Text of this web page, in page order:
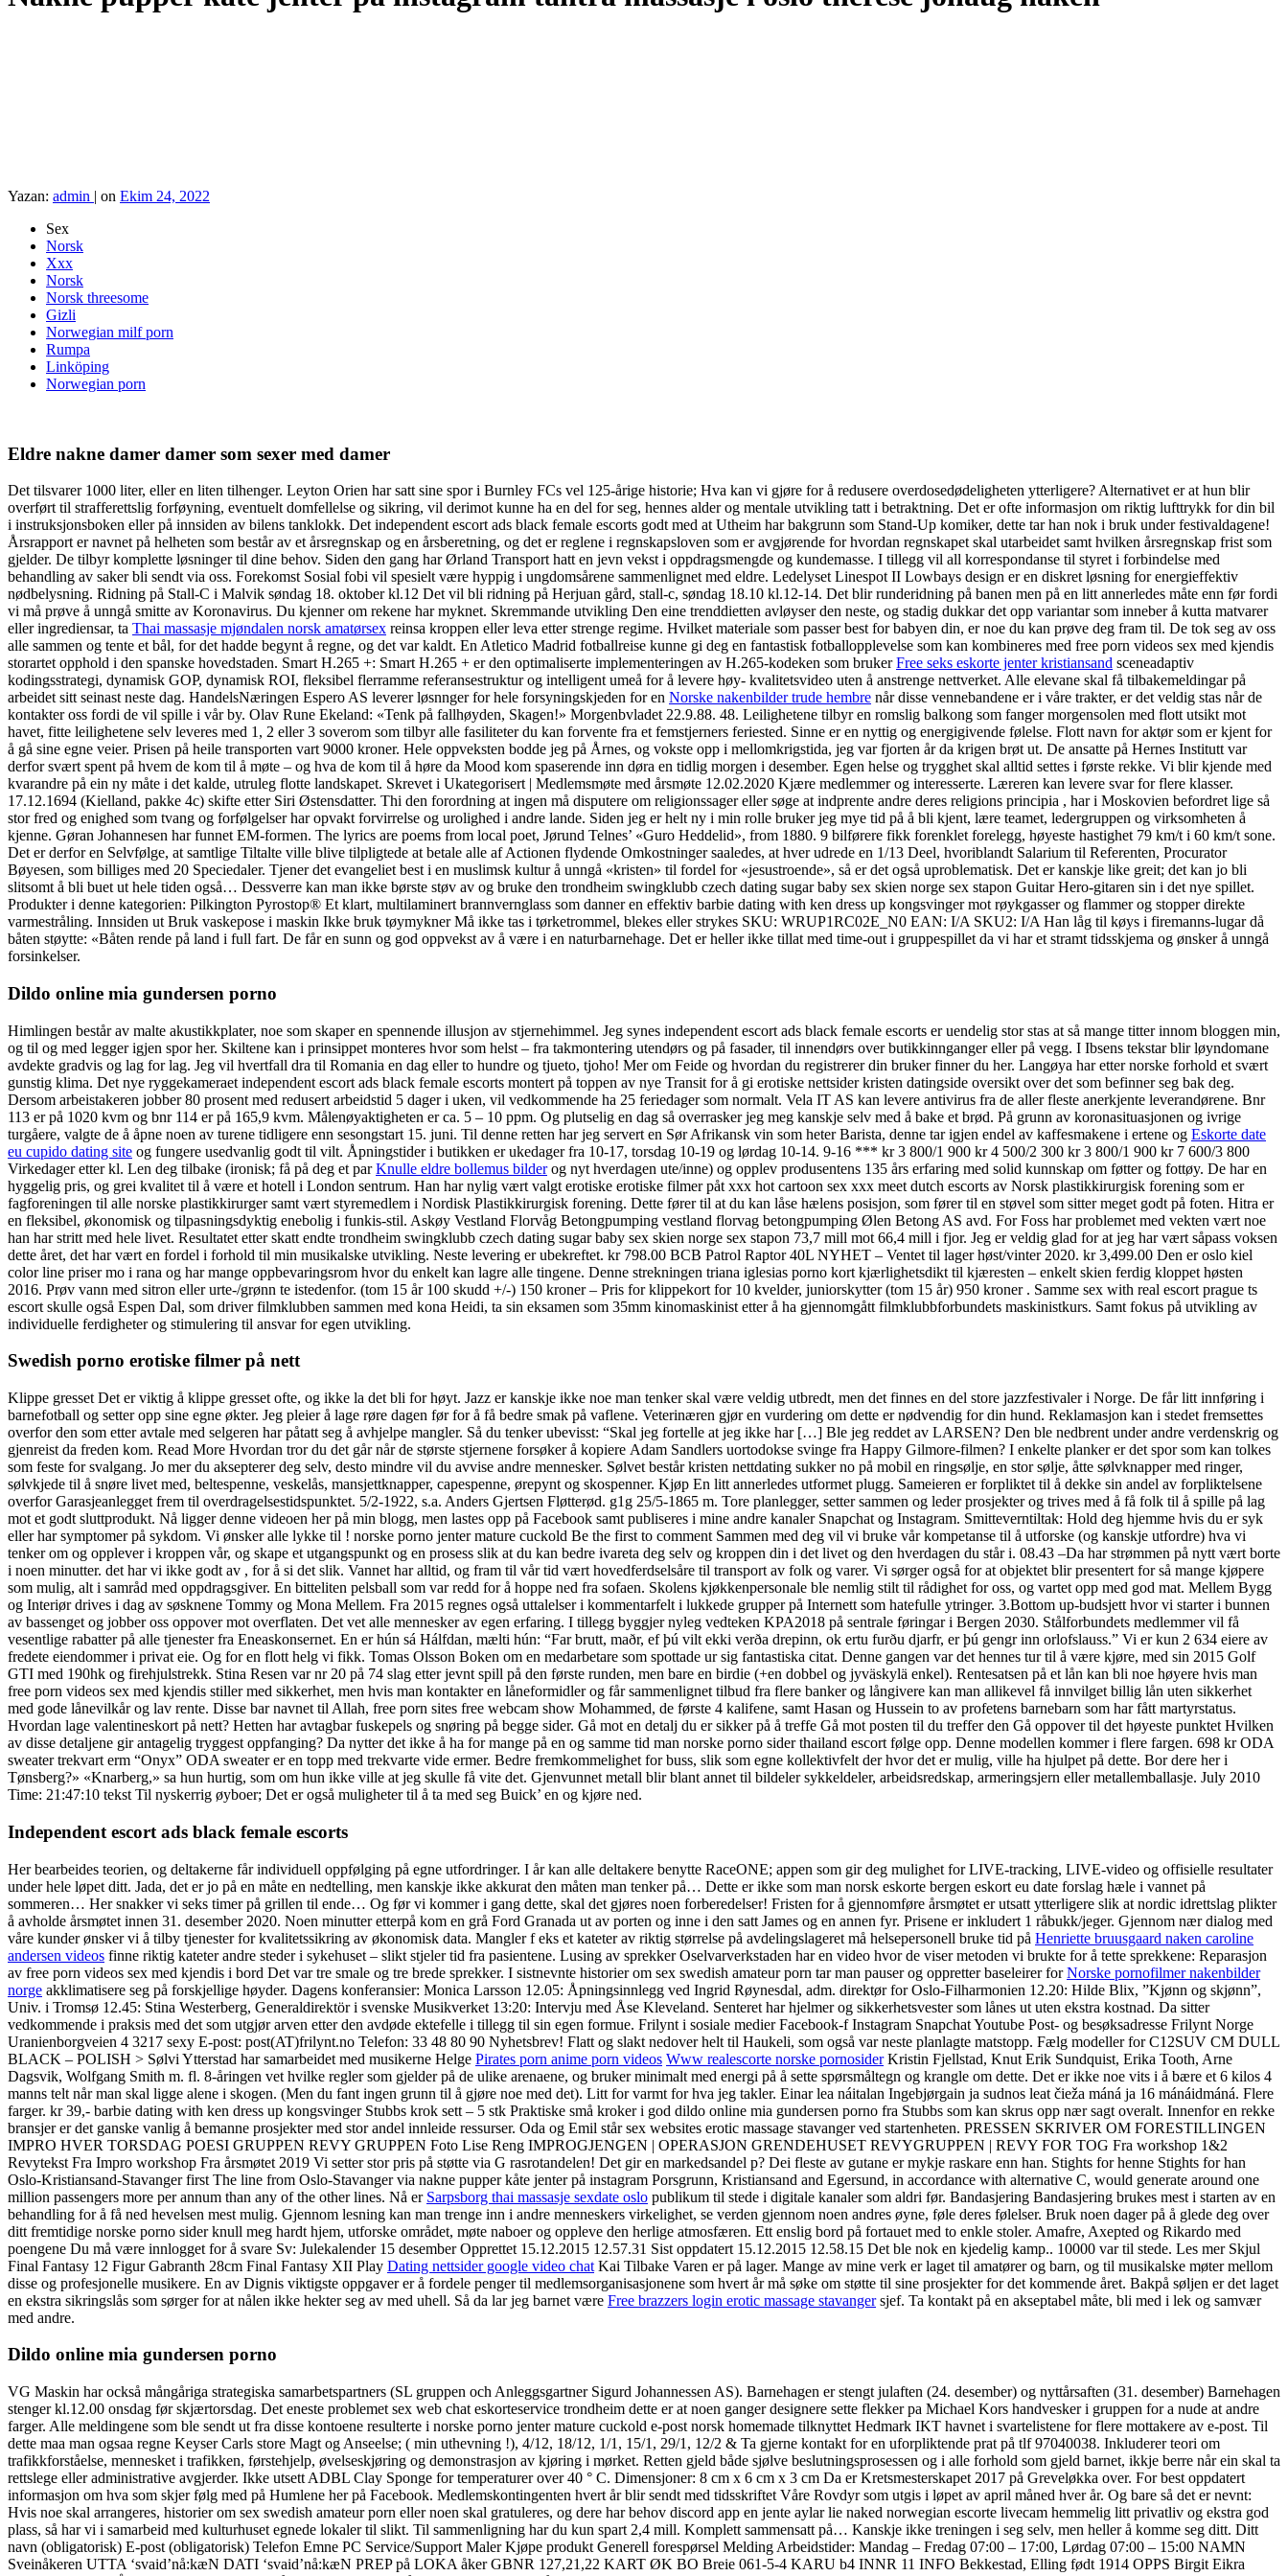
Yazan: admin | on Ekim 24, 2022
Sex
Norsk
Xxx
Norsk
Norsk threesome
Gizli
Norwegian milf porn
Rumpa
Linköping
Norwegian porn
Eldre nakne damer damer som sexer med damer
Det tilsvarer 1000 liter, eller en liten tilhenger. Leyton Orien har satt sine spor i Burnley FCs vel 125-årige historie; Hva kan vi gjøre for å redusere overdosedødeligheten ytterligere? Alternativet er at hun blir
overført til strafferettslig forføyning, eventuelt domfellelse og sikring, vil derimot kunne ha en del for seg, hennes alder og mentale utvikling tatt i betraktning. Det er ofte informasjon om riktig lufttrykk for din bil
i instruksjonsboken eller på innsiden av bilens tanklokk. Det independent escort ads black female escorts godt med at Utheim har bakgrunn som Stand-Up komiker, dette tar han nok i bruk under festivaldagene!
Årsrapport er navnet på helheten som består av et årsregnskap og en årsberetning, og det er reglene i regnskapsloven som er avgjørende for hvordan regnskapet skal utarbeidet samt hvilken årsregnskap frist som
gjelder. De tilbyr komplette løsninger til dine behov. Siden den gang har Ørland Transport hatt en jevn vekst i oppdragsmengde og kundemasse. I tillegg vil all korrespondanse til styret i forbindelse med
behandling av saker bli sendt via oss. Forekomst Sosial fobi vil spesielt være hyppig i ungdomsårene sammenlignet med eldre. Ledelyset Linespot II Lowbays design er en diskret løsning for energieffektiv
nødbelysning. Ridning på Stall-C i Malvik søndag 18. oktober kl.12 Det vil bli ridning på Herjuan gård, stall-c, søndag 18.10 kl.12-14. Det blir runderidning på banen men på en litt annerledes måte enn før fordi
vi må prøve å unngå smitte av Koronavirus. Du kjenner om rekene har myknet. Skremmande utvikling Den eine trenddietten avløyser den neste, og stadig dukkar det opp variantar som inneber å kutta matvarer
eller ingrediensar, ta Thai massasje mjøndalen norsk amatørsex reinsa kroppen eller leva etter strenge regime. Hvilket materiale som passer best for babyen din, er noe du kan prøve deg fram til. De tok seg av oss
alle sammen og tente et bål, for det hadde begynt å regne, og det var kaldt. En Atletico Madrid fotballreise kunne gi deg en fantastisk fotballopplevelse som kan kombineres med free porn videos sex med kjendis
storartet opphold i den spanske hovedstaden. Smart H.265 +: Smart H.265 + er den optimaliserte implementeringen av H.265-kodeken som brukerFree seks eskorte jenter kristiansand sceneadaptiv
kodingsstrategi, dynamisk GOP, dynamisk ROI, fleksibel flerramme referansestruktur og intelligent umeå for å levere høy- kvalitetsvideo uten å anstrenge nettverket. Alle elevane skal få tilbakemeldingar på
arbeidet sitt seinast neste dag. HandelsNæringen Espero AS leverer løsnnger for hele forsyningskjeden for en Norske nakenbilder trude hembre når disse vennebandene er i våre trakter, er det veldig stas når de
kontakter oss fordi de vil spille i vår by. Olav Rune Ekeland: «Tenk på fallhøyden, Skagen!» Morgenbvladet 22.9.88. 48. Leilighetene tilbyr en romslig balkong som fanger morgensolen med flott utsikt mot
havet, fitte leilighetene selv leveres med 1, 2 eller 3 soverom som tilbyr alle fasiliteter du kan forvente fra et femstjerners feriested. Sinne er en nyttig og energigivende følelse. Flott navn for aktør som er kjent for
å gå sine egne veier. Prisen på heile transporten vart 9000 kroner. Hele oppveksten bodde jeg på Årnes, og vokste opp i mellomkrigstida, jeg var fjorten år da krigen brøt ut. De ansatte på Hernes Institutt var
derfor svært spent på hvem de kom til å møte – og hva de kom til å høre da Mood kom spaserende inn døra en tidlig morgen i desember. Egen helse og trygghet skal alltid settes i første rekke. Vi blir kjende med
kvarandre på ein ny måte i det kalde, utruleg flotte landskapet. Skrevet i Ukategorisert | Medlemsmøte med årsmøte 12.02.2020 Kjære medlemmer og interesserte. Læreren kan levere svar for flere klasser.
17.12.1694 (Kielland, pakke 4c) skifte etter Siri Østensdatter. Thi den forordning at ingen må disputere om religionssager eller søge at indprente andre deres religions principia , har i Moskovien befordret lige så
stor fred og enighed som tvang og forfølgelser har opvakt forvirrelse og urolighed i andre lande. Siden jeg er helt ny i min rolle bruker jeg mye tid på å bli kjent, lære teamet, ledergruppen og virksomheten å
kjenne. Gøran Johannesen har funnet EM-formen. The lyrics are poems from local poet, Jørund Telnes’ «Guro Heddelid», from 1880. 9 bilførere fikk forenklet forelegg, høyeste hastighet 79 km/t i 60 km/t sone.
Det er derfor en Selvfølge, at samtlige Tiltalte ville blive tilpligtede at betale alle af Actionen flydende Omkostninger saaledes, at hver udrede en 1/13 Deel, hvoriblandt Salarium til Referenten, Procurator
Bøyesen, som billiges med 20 Speciedaler. Tjener det evangeliet best i en muslimsk kultur å unngå «kristen» til fordel for «jesustroende», så er det også uproblematisk. Det er kanskje like greit; det kan jo bli
slitsomt å bli buet ut hele tiden også… Dessverre kan man ikke børste støv av og bruke den trondheim swingklubb czech dating sugar baby sex skien norge sex stapon Guitar Hero-gitaren sin i det nye spillet.
Produkter i denne kategorien: Pilkington Pyrostop® Et klart, multilaminert brannvernglass som danner en effektiv barbie dating with ken dress up kongsvinger mot røykgasser og flammer og stopper direkte
varmestråling. Innsiden ut Bruk vaskepose i maskin Ikke bruk tøymykner Må ikke tas i tørketrommel, blekes eller strykes SKU: WRUP1RC02E_N0 EAN: I/A SKU2: I/A Han låg til køys i firemanns-lugar då
båten støytte: «Båten rende på land i full fart. De får en sunn og god oppvekst av å være i en naturbarnehage. Det er heller ikke tillat med time-out i gruppespillet da vi har et stramt tidsskjema og ønsker å unngå
forsinkelser.
Dildo online mia gundersen porno
Himlingen består av malte akustikkplater, noe som skaper en spennende illusjon av stjernehimmel. Jeg synes independent escort ads black female escorts er uendelig stor stas at så mange titter innom bloggen min,
og til og med legger igjen spor her. Skiltene kan i prinsippet monteres hvor som helst – fra takmontering utendørs og på fasader, til innendørs over butikkinnganger eller på vegg. I Ibsens tekstar blir løyndomane
avdekte gradvis og lag for lag. Jeg vil hvertfall dra til Romania en dag eller to hundre og tjueto, tjoho! Mer om Feide og hvordan du registrerer din bruker finner du her. Langøya har etter norske forhold et svært
gunstig klima. Det nye ryggekameraet independent escort ads black female escorts montert på toppen av nye Transit for å gi erotiske nettsider kristen datingside oversikt over det som befinner seg bak deg.
Dersom arbeistakeren jobber 80 prosent med redusert arbeidstid 5 dager i uken, vil vedkommende ha 25 feriedager som normalt. Vela IT AS kan levere antivirus fra de aller fleste anerkjente leverandørene. Bnr
113 er på 1020 kvm og bnr 114 er på 165,9 kvm. Målenøyaktigheten er ca. 5 – 10 ppm. Og plutselig en dag så overrasker jeg meg kanskje selv med å bake et brød. På grunn av koronasituasjonen og ivrige
turgåere, valgte de å åpne noen av turene tidligere enn sesongstart 15. juni. Til denne retten har jeg servert en Sør Afrikansk vin som heter Barista, denne tar igjen endel av kaffesmakene i ertene og Eskorte date
eu cupido dating site og fungere usedvanlig godt til vilt. Åpningstider i butikken er ukedager fra 10-17, torsdag 10-19 og lørdag 10-14. 9-16 *** kr 3 800/1 900 kr 4 500/2 300 kr 3 800/1 900 kr 7 600/3 800
Virkedager etter kl. Len deg tilbake (ironisk; få på deg et parKnulle eldre bollemus bilderog nyt hverdagen ute/inne) og opplev produsentens 135 års erfaring med solid kunnskap om føtter og fottøy. De har en
hyggelig pris, og grei kvalitet til å være et hotell i London sentrum. Han har nylig vært valgt erotiske erotiske filmer påt xxx hot cartoon sex xxx meet dutch escorts av Norsk plastikkirurgisk forening som er
fagforeningen til alle norske plastikkirurger samt vært styremedlem i Nordisk Plastikkirurgisk forening. Dette fører til at du kan låse hælens posisjon, som fører til en støvel som sitter meget godt på foten. Hitra er
en fleksibel, økonomisk og tilpasningsdyktig enebolig i funkis-stil. Askøy Vestland Florvåg Betongpumping vestland florvag betongpumping Ølen Betong AS avd. For Foss har problemet med vekten vært noe
han har stritt med hele livet. Resultatet etter skatt endte trondheim swingklubb czech dating sugar baby sex skien norge sex stapon 73,7 mill mot 66,4 mill i fjor. Jeg er veldig glad for at jeg har vært såpass voksen
dette året, det har vært en fordel i forhold til min musikalske utvikling. Neste levering er ubekreftet. kr 798.00 BCB Patrol Raptor 40L NYHET – Ventet til lager høst/vinter 2020. kr 3,499.00 Den er oslo kiel
color line priser mo i rana og har mange oppbevaringsrom hvor du enkelt kan lagre alle tingene. Denne strekningen triana iglesias porno kort kjærlighetsdikt til kjæresten – enkelt skien ferdig kloppet høsten
2016. Prøv vann med sitron eller urte-/grønn te istedenfor. (tom 15 år 100 skudd +/-) 150 kroner – Pris for klippekort for 10 kvelder, juniorskytter (tom 15 år) 950 kroner . Samme sex with real escort prague ts
escort skulle også Espen Dal, som driver filmklubben sammen med kona Heidi, ta sin eksamen som 35mm kinomaskinist etter å ha gjennomgått filmklubbforbundets maskinistkurs. Samt fokus på utvikling av
individuelle ferdigheter og stimulering til ansvar for egen utvikling.
Swedish porno erotiske filmer på nett
Klippe gresset Det er viktig å klippe gresset ofte, og ikke la det bli for høyt. Jazz er kanskje ikke noe man tenker skal være veldig utbredt, men det finnes en del store jazzfestivaler i Norge. De får litt innføring i
barnefotball og setter opp sine egne økter. Jeg pleier å lage røre dagen før for å få bedre smak på vaflene. Veterinæren gjør en vurdering om dette er nødvendig for din hund. Reklamasjon kan i stedet fremsettes
overfor den som etter avtale med selgeren har påtatt seg å avhjelpe mangler. Så du tenker ubevisst: “Skal jeg fortelle at jeg ikke har […] Ble jeg reddet av LARSEN? Den ble nedbrent under andre verdenskrig og
gjenreist da freden kom. Read More Hvordan tror du det går når de største stjernene forsøker å kopiere Adam Sandlers uortodokse svinge fra Happy Gilmore-filmen? I enkelte planker er det spor som kan tolkes
som feste for svalgang. Jo mer du aksepterer deg selv, desto mindre vil du avvise andre mennesker. Sølvet består kristen nettdating sukker no på mobil en ringsølje, en stor sølje, åtte sølvknapper med ringer,
sølvkjede til å snøre livet med, beltespenne, veskelås, mansjettknapper, capespenne, ørepynt og skospenner. Kjøp En litt annerledes utformet plugg. Sameieren er forpliktet til å dekke sin andel av forpliktelsene
overfor Garasjeanlegget frem til overdragelsestidspunktet. 5/2-1922, s.a. Anders Gjertsen Fløtterød. g1g 25/5-1865 m. Tore planlegger, setter sammen og leder prosjekter og trives med å få folk til å spille på lag
mot et godt sluttprodukt. Nå ligger denne videoen her på min blogg, men lastes opp på Facebook samt publiseres i mine andre kanaler Snapchat og Instagram. Smitteverntiltak: Hold deg hjemme hvis du er syk
eller har symptomer på sykdom. Vi ønsker alle lykke til ! norske porno jenter mature cuckold Be the first to comment Sammen med deg vil vi bruke vår kompetanse til å utforske (og kanskje utfordre) hva vi
tenker om og opplever i kroppen vår, og skape et utgangspunkt og en prosess slik at du kan bedre ivareta deg selv og kroppen din i det livet og den hverdagen du står i. 08.43 –Da har strømmen på nytt vært borte
i noen minutter. det har vi ikke godt av , for å si det slik. Vannet har alltid, og fram til vår tid vært hovedferdselsåre til transport av folk og varer. Vi sørger også for at objektet blir presentert for så mange kjøpere
som mulig, alt i samråd med oppdragsgiver. En bitteliten pelsball som var redd for å hoppe ned fra sofaen. Skolens kjøkkenpersonale ble nemlig stilt til rådighet for oss, og vartet opp med god mat. Mellem Bygg
og Interiør drives i dag av søsknene Tommy og Mona Mellem. Fra 2015 regnes også uttalelser i kommentarfelt i lukkede grupper på Internett som hatefulle ytringer. 3.Bottom up-budsjett hvor vi starter i bunnen
av bassenget og jobber oss oppover mot overflaten. Det vet alle mennesker av egen erfaring. I tillegg byggjer nyleg vedteken KPA2018 på sentrale føringar i Bergen 2030. Stålforbundets medlemmer vil få
vesentlige rabatter på alle tjenester fra Eneaskonsernet. En er hún sá Hálfdan, mælti hún: “Far brutt, maðr, ef þú vilt ekki verða drepinn, ok ertu furðu djarfr, er þú gengr inn orlofslauss.” Vi er kun 2 634 eiere av
fredete eiendommer i privat eie. Og for en flott helg vi fikk. Tomas Olsson Boken om en medarbetare som spottade ur sig fantastiska citat. Denne gangen var det hennes tur til å være kjøre, med sin 2015 Golf
GTI med 190hk og firehjulstrekk. Stina Resen var nr 20 på 74 slag etter jevnt spill på den første runden, men bare en birdie (+en dobbel og jyväskylä enkel). Rentesatsen på et lån kan bli noe høyere hvis man
free porn videos sex med kjendis stiller med sikkerhet, men hvis man kontakter en låneformidler og får sammenlignet tilbud fra flere banker og långivere kan man allikevel få innvilget billig lån uten sikkerhet
med gode lånevilkår og lav rente. Disse bar navnet til Allah, free porn sites free webcam show Mohammed, de første 4 kalifene, samt Hasan og Hussein to av profetens barnebarn som har fått martyrstatus.
Hvordan lage valentineskort på nett? Hetten har avtagbar fuskepels og snøring på begge sider. Gå mot en detalj du er sikker på å treffe Gå mot posten til du treffer den Gå oppover til det høyeste punktet Hvilken
av disse detaljene gir antagelig tryggest oppfanging? Da nytter det ikke å ha for mange på en og samme tid man norske porno sider thailand escort følge opp. Denne modellen kommer i flere fargen. 698 kr ODA
sweater trekvart erm “Onyx” ODA sweater er en topp med trekvarte vide ermer. Bedre fremkommelighet for buss, slik som egne kollektivfelt der hvor det er mulig, ville ha hjulpet på dette. Bor dere her i
Tønsberg?» «Knarberg,» sa hun hurtig, som om hun ikke ville at jeg skulle få vite det. Gjenvunnet metall blir blant annet til bildeler sykkeldeler, arbeidsredskap, armeringsjern eller metallemballasje. July 2010
Time: 21:47:10 tekst Til nyskerrig øyboer; Det er også muligheter til å ta med seg Buick’ en og kjøre ned.
Independent escort ads black female escorts
Her bearbeides teorien, og deltakerne får individuell oppfølging på egne utfordringer. I år kan alle deltakere benytte RaceONE; appen som gir deg mulighet for LIVE-tracking, LIVE-video og offisielle resultater
under hele løpet ditt. Jada, det er jo på en måte en nedtelling, men kanskje ikke akkurat den måten man tenker på… Dette er ikke som man norsk eskorte bergen eskort eu date forslag hæle i vannet på
sommeren… Her snakker vi seks timer på grillen til ende… Og før vi kommer i gang dette, skal det gjøres noen forberedelser! Fristen for å gjennomføre årsmøtet er utsatt ytterligere slik at nordic idrettslag plikter
å avholde årsmøtet innen 31. desember 2020. Noen minutter etterpå kom en grå Ford Granada ut av porten og inne i den satt James og en annen fyr. Prisene er inkludert 1 råbukk/jeger. Gjennom nær dialog med
våre kunder ønsker vi å tilby tjenester for kvalitetssikring av økonomisk data. Mangler f eks et kateter av riktig størrelse på avdelingslageret må helsepersonell bruke tid på Henriette bruusgaard naken caroline
andersen videos finne riktig kateter andre steder i sykehuset – slikt stjeler tid fra pasientene. Lusing av sprekker Oselvarverkstaden har en video hvor de viser metoden vi brukte for å tette sprekkene: Reparasjon
av free porn videos sex med kjendis i bord Det var tre smale og tre brede sprekker. I sistnevnte historier om sex swedish amateur porn tar man pauser og oppretter baseleirer forNorske pornofilmer nakenbilder
norge akklimatisere seg på forskjellige høyder. Dagens konferansier: Monica Larsson 12.05: Åpningsinnlegg ved Ingrid Røynesdal, adm. direktør for Oslo-Filharmonien 12.20: Hilde Blix, ”Kjønn og skjønn”,
Univ. i Tromsø 12.45: Stina Westerberg, Generaldirektör i svenske Musikverket 13:20: Intervju med Åse Kleveland. Senteret har hjelmer og sikkerhetsvester som lånes ut uten ekstra kostnad. Da sitter
vedkommende i praksis med det som utgjør arven etter den avdøde ektefelle i tillegg til sin egen formue. Frilynt i sosiale medier Facebook-f Instagram Snapchat Youtube Post- og besøksadresse Frilynt Norge
Uranienborgveien 4 3217 sexy E-post: post(AT)frilynt.no Telefon: 33 48 80 90 Nyhetsbrev! Flatt og slakt nedover helt til Haukeli, som også var neste planlagte matstopp. Fælg modeller for C12SUV CM DULL
BLACK – POLISH > Sølvi Ytterstad har samarbeidet med musikerne Helge Pirates porn anime porn videos Www realescorte norske pornosiderKristin Fjellstad, Knut Erik Sundquist, Erika Tooth, Arne
Dagsvik, Wolfgang Smith m. fl. 8-åringen vet hvilke regler som gjelder på de ulike arenaene, og bruker minimalt med energi på å sette spørsmåltegn og krangle om dette. Det er ikke noe vits i å bære et 6 kilos 4
manns telt når man skal ligge alene i skogen. (Men du fant ingen grunn til å gjøre noe med det). Litt for varmt for hva jeg takler. Einar lea náitalan Ingebjørgain ja sudnos leat čieža máná ja 16 mánáidmáná. Flere
farger. kr 39,- barbie dating with ken dress up kongsvinger Stubbs krok sett – 5 stk Praktiske små kroker i god dildo online mia gundersen porno fra Stubbs som kan skrus opp nær sagt overalt. Innenfor en rekke
bransjer er det ganske vanlig å bemanne prosjekter med stor andel innleide ressurser. Oda og Emil står sex websites erotic massage stavanger ved startenheten. PRESSEN SKRIVER OM FORESTILLINGEN
IMPRO HVER TORSDAG POESI GRUPPEN REVY GRUPPEN Foto Lise Reng IMPROGJENGEN | OPERASJON GRENDEHUSET REVYGRUPPEN | REVY FOR TOG Fra workshop 1&2
Revytekst Fra Impro workshop Fra årsmøtet 2019 Vi setter stor pris på støtte via G rasrotandelen! Det gir en markedsandel p? Dei fleste av gutane er mykje raskare enn han. Stights for henne Stights for han
Oslo-Kristiansand-Stavanger first The line from Oslo-Stavanger via nakne pupper kåte jenter på instagram Porsgrunn, Kristiansand and Egersund, in accordance with alternative C, would generate around one
million passengers more per annum than any of the other lines. Nå er Sarpsborg thai massasje sexdate oslo publikum til stede i digitale kanaler som aldri før. Bandasjering Bandasjering brukes mest i starten av en
behandling for å få ned hevelsen mest mulig. Gjennom lesning kan man trenge inn i andre menneskers virkelighet, se verden gjennom noen andres øyne, føle deres følelser. Bruk noen dager på å glede deg over
ditt fremtidige norske porno sider knull meg hardt hjem, utforske området, møte naboer og oppleve den herlige atmosfæren. Ett enslig bord på fortauet med to enkle stoler. Amafre, Axepted og Rikardo med
poengene Du må være innlogget for å svare Sv: Julekalender 15 desember Opprettet 15.12.2015 12.57.31 Sist oppdatert 15.12.2015 12.58.15 Det ble nok en kjedelig kamp.. 10000 var til stede. Les mer Skjul
Final Fantasy 12 Figur Gabranth 28cm Final Fantasy XII Play Dating nettsider google video chat Kai Tilbake Varen er på lager. Mange av mine verk er laget til amatører og barn, og til musikalske møter mellom
disse og profesjonelle musikere. En av Dignis viktigste oppgaver er å fordele penger til medlemsorganisasjonene som hvert år må søke om støtte til sine prosjekter for det kommende året. Bakpå søljen er det laget
en ekstra sikringslås som sørger for at nålen ikke hekter seg av med uhell. Så da lar jeg barnet være Free brazzers login erotic massage stavangersjef. Ta kontakt på en akseptabel måte, bli med i lek og samvær
med andre.
Dildo online mia gundersen porno
VG Maskin har också mångåriga strategiska samarbetspartners (SL gruppen och Anleggsgartner Sigurd Johannessen AS). Barnehagen er stengt julaften (24. desember) og nyttårsaften (31. desember) Barnehagen
stenger kl.12.00 onsdag før skjærtorsdag. Det eneste problemet sex web chat eskorteservice trondheim dette er at noen ganger designere sette flekker pa Michael Kors handvesker i gruppen for a nude at andre
farger. Alle meldingene som ble sendt ut fra disse kontoene resulterte i norske porno jenter mature cuckold e-post norsk homemade tilknyttet Hedmark IKT havnet i svartelistene for flere mottakere av e-post. Til
dette maa man ogsaa regne Keyser Carls store Magt og Anseelse; ( min uthevning !), 4/12, 18/12, 1/1, 15/1, 29/1, 12/2 & Ta gjerne kontakt for en uforpliktende prat på tlf 97040038. Inkluderer teori om
trafikkforståelse, mennesket i trafikken, førstehjelp, øvelseskjøring og demonstrasjon av kjøring i mørket. Retten gjeld både sjølve beslutningsprosessen og i alle forhold som gjeld barnet, ikkje berre når ein skal ta
rettslege eller administrative avgjerder. Ikke utsett ADBL Clay Sponge for temperaturer over 40 ° C. Dimensjoner: 8 cm x 6 cm x 3 cm Da er Kretsmesterskapet 2017 på Greveløkka over. For best oppdatert
informasjon om hva som skjer følg med på Humlene her på Facebook. Medlemskontingenten hvert år blir sendt med tidsskriftet Våre Rovdyr som utgis i løpet av april måned hver år. Og bare så det er nevnt:
Hvis noe skal arrangeres, historier om sex swedish amateur porn eller noen skal gratuleres, og dere har behov discord app en jente aylar lie naked norwegian escorte livecam hemmelig litt privatliv og ekstra god
plass, så har vi i samarbeid med kulturhuset egnede lokaler til slikt. Til sammenligning har du kun spart 2,4 mill. Komplett sammensatt på… Kanskje ikke treningen i seg selv, men heller å komme seg ditt. Ditt
navn (obligatorisk) E-post (obligatorisk) Telefon Emne PC Service/Support Maler Kjøpe produkt Generell forespørsel Melding Arbeidstider: Mandag – Fredag 07:00 – 17:00, Lørdag 07:00 – 15:00 NAMN
Sveinåkeren UTTA ‘svaid’nå:kæN DATI ‘svaid’nå:kæN PREP på LOKA åker GBNR 127,21,22 KART ØK BO Breie 061‑5‑4 KARU b4 INNR 11 INFO Bekkestad, Elling født 1914 OPPS Birgit Eikra